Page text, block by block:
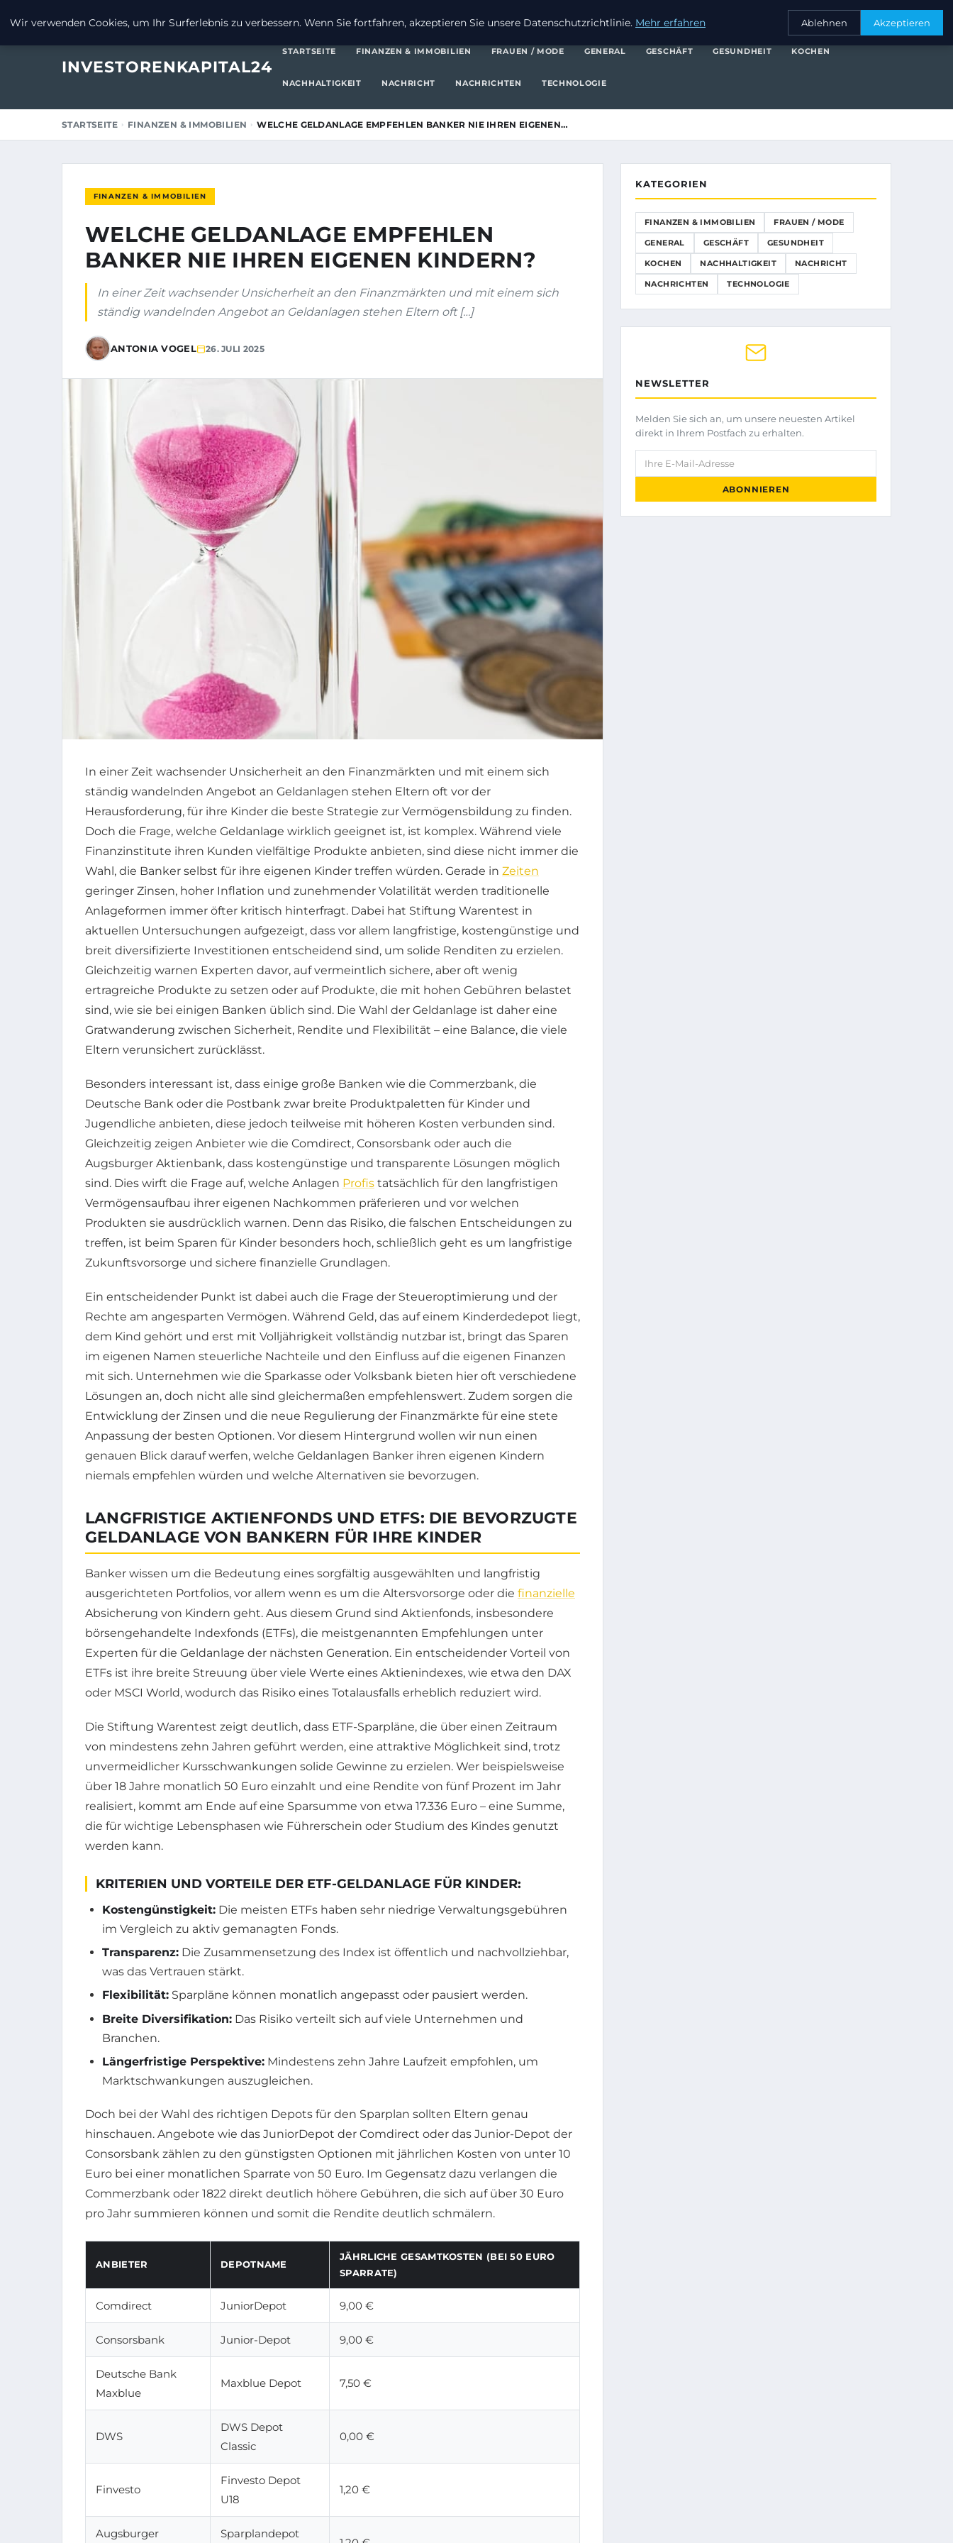
FRAUEN / MODEGENERALGESCHÄFT
INVESTORENKAPITAL24
STARTSEITE FINANZEN & IMMOBILIEN FRAUEN / MODE GENERAL GESCHÄFT GESUNDHEIT KOCHEN
NACHHALTIGKEIT NACHRICHT NACHRICHTEN TECHNOLOGIE
STARTSEITE FINANZEN & IMMOBILIEN WELCHE GELDANLAGE EMPFEHLEN BANKER NIE IHREN EIGENEN…
FINANZEN & IMMOBILIEN
WELCHE GELDANLAGE EMPFEHLEN
BANKER NIE IHREN EIGENEN KINDERN?
In einer Zeit wachsender Unsicherheit an den Finanzmärkten und mit einem sich
ständig wandelnden Angebot an Geldanlagen stehen Eltern oft […]
ANTONIA VOGEL 26. JULI 2025
In einer Zeit wachsender Unsicherheit an den Finanzmärkten und mit einem sich
ständig wandelnden Angebot an Geldanlagen stehen Eltern oft vor der
Herausforderung, für ihre Kinder die beste Strategie zur Vermögensbildung zu finden.
Doch die Frage, welche Geldanlage wirklich geeignet ist, ist komplex. Während viele
Finanzinstitute ihren Kunden vielfältige Produkte anbieten, sind diese nicht immer die
Wahl, die Banker selbst für ihre eigenen Kinder treffen würden. Gerade in Zeiten
geringer Zinsen, hoher Inflation und zunehmender Volatilität werden traditionelle
Anlageformen immer öfter kritisch hinterfragt. Dabei hat Stiftung Warentest in
aktuellen Untersuchungen aufgezeigt, dass vor allem langfristige, kostengünstige und
breit diversifizierte Investitionen entscheidend sind, um solide Renditen zu erzielen.
Gleichzeitig warnen Experten davor, auf vermeintlich sichere, aber oft wenig
ertragreiche Produkte zu setzen oder auf Produkte, die mit hohen Gebühren belastet
sind, wie sie bei einigen Banken üblich sind. Die Wahl der Geldanlage ist daher eine
Gratwanderung zwischen Sicherheit, Rendite und Flexibilität – eine Balance, die viele
Eltern verunsichert zurücklässt.
Besonders interessant ist, dass einige große Banken wie die Commerzbank, die
Deutsche Bank oder die Postbank zwar breite Produktpaletten für Kinder und
Jugendliche anbieten, diese jedoch teilweise mit höheren Kosten verbunden sind.
Gleichzeitig zeigen Anbieter wie die Comdirect, Consorsbank oder auch die
Augsburger Aktienbank, dass kostengünstige und transparente Lösungen möglich
sind. Dies wirft die Frage auf, welche Anlagen Profis tatsächlich für den langfristigen
Vermögensaufbau ihrer eigenen Nachkommen präferieren und vor welchen
Produkten sie ausdrücklich warnen. Denn das Risiko, die falschen Entscheidungen zu
treffen, ist beim Sparen für Kinder besonders hoch, schließlich geht es um langfristige
Zukunftsvorsorge und sichere finanzielle Grundlagen.
Ein entscheidender Punkt ist dabei auch die Frage der Steueroptimierung und der
Rechte am angesparten Vermögen. Während Geld, das auf einem Kinderdedepot liegt,
dem Kind gehört und erst mit Volljährigkeit vollständig nutzbar ist, bringt das Sparen
im eigenen Namen steuerliche Nachteile und den Einfluss auf die eigenen Finanzen
mit sich. Unternehmen wie die Sparkasse oder Volksbank bieten hier oft verschiedene
Lösungen an, doch nicht alle sind gleichermaßen empfehlenswert. Zudem sorgen die
Entwicklung der Zinsen und die neue Regulierung der Finanzmärkte für eine stete
Anpassung der besten Optionen. Vor diesem Hintergrund wollen wir nun einen
genauen Blick darauf werfen, welche Geldanlagen Banker ihren eigenen Kindern
niemals empfehlen würden und welche Alternativen sie bevorzugen.
LANGFRISTIGE AKTIENFONDS UND ETFS: DIE BEVORZUGTE
GELDANLAGE VON BANKERN FÜR IHRE KINDER
Banker wissen um die Bedeutung eines sorgfältig ausgewählten und langfristig
ausgerichteten Portfolios, vor allem wenn es um die Altersvorsorge oder die finanzielle
Absicherung von Kindern geht. Aus diesem Grund sind Aktienfonds, insbesondere
börsengehandelte Indexfonds (ETFs), die meistgenannten Empfehlungen unter
Experten für die Geldanlage der nächsten Generation. Ein entscheidender Vorteil von
ETFs ist ihre breite Streuung über viele Werte eines Aktienindexes, wie etwa den DAX
oder MSCI World, wodurch das Risiko eines Totalausfalls erheblich reduziert wird.
Die Stiftung Warentest zeigt deutlich, dass ETF-Sparpläne, die über einen Zeitraum
von mindestens zehn Jahren geführt werden, eine attraktive Möglichkeit sind, trotz
unvermeidlicher Kursschwankungen solide Gewinne zu erzielen. Wer beispielsweise
über 18 Jahre monatlich 50 Euro einzahlt und eine Rendite von fünf Prozent im Jahr
realisiert, kommt am Ende auf eine Sparsumme von etwa 17.336 Euro – eine Summe,
die für wichtige Lebensphasen wie Führerschein oder Studium des Kindes genutzt
werden kann.
KRITERIEN UND VORTEILE DER ETF-GELDANLAGE FÜR KINDER:
Kostengünstigkeit: Die meisten ETFs haben sehr niedrige Verwaltungsgebühren
im Vergleich zu aktiv gemanagten Fonds.
Transparenz: Die Zusammensetzung des Index ist öffentlich und nachvollziehbar,
was das Vertrauen stärkt.
Flexibilität: Sparpläne können monatlich angepasst oder pausiert werden.
Breite Diversifikation: Das Risiko verteilt sich auf viele Unternehmen und
Branchen.
Längerfristige Perspektive: Mindestens zehn Jahre Laufzeit empfohlen, um
Marktschwankungen auszugleichen.
Doch bei der Wahl des richtigen Depots für den Sparplan sollten Eltern genau
hinschauen. Angebote wie das JuniorDepot der Comdirect oder das Junior-Depot der
Consorsbank zählen zu den günstigsten Optionen mit jährlichen Kosten von unter 10
Euro bei einer monatlichen Sparrate von 50 Euro. Im Gegensatz dazu verlangen die
Commerzbank oder 1822 direkt deutlich höhere Gebühren, die sich auf über 30 Euro
pro Jahr summieren können und somit die Rendite deutlich schmälern.
ANBIETER DEPOTNAME
JÄHRLICHE GESAMTKOSTEN (BEI 50 EURO
SPARRATE)
Comdirect JuniorDepot 9,00 €
Consorsbank Junior-Depot 9,00 €
Deutsche Bank
Maxblue
Maxblue Depot 7,50 €
DWS
DWS Depot
Classic
0,00 €
Finvesto
Finvesto Depot
U18
1,20 €
Augsburger Sparplandepot
KATEGORIEN
FINANZEN & IMMOBILIEN FRAUEN / MODE
GENERAL GESCHÄFT GESUNDHEIT
KOCHEN NACHHALTIGKEIT NACHRICHT
NACHRICHTEN TECHNOLOGIE
NEWSLETTER
Melden Sie sich an, um unsere neuesten Artikel
direkt in Ihrem Postfach zu erhalten.
Ihre E-Mail-Adresse
ABONNIEREN
Wir verwenden Cookies, um Ihr Surferlebnis zu verbessern. Wenn Sie fortfahren, akzeptieren Sie unsere Datenschutzrichtlinie. Mehr erfahren Ablehnen Akzeptieren